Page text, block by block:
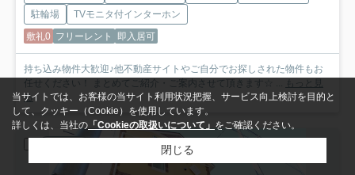
駐輪場
TVモニタ付インターホン
敷礼0 フリーレント 即入居可
持ち込み物件大歓迎♪他不動産サイトやご自分でお探しされた物件もお
任せください！ まとめてご紹介・ご案内させて頂きます☆ ... もっと見
る
当サイトでは、お客様の当サイト利用状況把握、サービス向上検討を目的と
して、クッキー（Cookie）を使用しています。
詳しくは、当社の 「Cookieの取扱いについて」 をご確認ください。
閉じる